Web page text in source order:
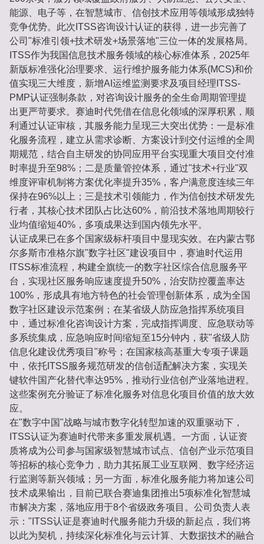
能源、电子等，在智慧城市、信创技术应用等领域形成独特
竞争优势。此次ITSS咨询设计认证的获得，进一步完善了
公司"标准引领+技术研发+场景落地"三位一体的发展格局。
ITSS作为我国信息技术服务领域的核心标准体系，2025年
新版标准强化治理要求、运行维护服务能力体系(MCS)和价
值实现三大维度，新增AI运维监测要求及项目经理ITSS-
PMP认证强制条款，对咨询设计服务的全生命周期管理提
出更严苛要求。赛迪时代凭借在信息化领域的深厚积累，顺
利通过认证审核，其服务能力呈现三大突出优势：一是标准
化服务流程，建立从需求诊断、方案设计到交付运维的全周
期规范，结合自主研发的协同应用平台实现重大项目交付准
时率提升至98%；二是质量管控体系，通过"技术+行业"双
维度评审机制将方案优化率提升35%，客户满意度连续三年
保持在96%以上；三是技术引领能力，作为信创技术研发先
行者，其核心技术团队占比达60%，前沿技术落地周期较行
业均值缩短40%，多项成果达到国内领先水平。
认证成果已在多个国家级标杆项目中显现实效。在内蒙古鄂
尔多斯市准格尔旗"数字社区"建设项目中，赛迪时代运用
ITSS标准流程，构建全旗统一的数字社区综合信息服务平
台，实现社区服务响应速度提升50%，治安防控覆盖率达
100%，形成具有地方特色的社会管理创新体系，成为全国
数字社区建设示范案例；在某省级人防应急指挥系统项目
中，通过标准化咨询设计方案，完成指挥调度、应急联动等
多系统集成，应急响应时间缩短至15分钟内，获"省级人防
信息化建设优秀项目"称号；在国家核高基重大专项子课题
中，依托ITSS服务规范研发的信创适配解决方案，实现关
键软件国产化替代率达95%，推动行业信创产业落地进程。
这些案例充分验证了标准化服务对信息化项目价值的放大效
应。
在"数字中国"战略与城市数字化转型加速的双重驱动下，
ITSS认证为赛迪时代带来多重发展机遇。一方面，认证资
质将成为公司参与国家级智慧城市试点、信创产业示范项目
等招标的核心竞争力，助力其拓展工业互联网、数字经济运
行监测等新兴领域；另一方面，标准化服务能力将加速公司
技术成果输出，目前已联合赛迪集团推出5项标准化智慧城
市解决方案，落地应用于8个省级政务项目。公司负责人表
示："ITSS认证是赛迪时代服务能力升级的新起点，我们将
以此为契机，持续深化标准化与云计算、大数据技术的融合